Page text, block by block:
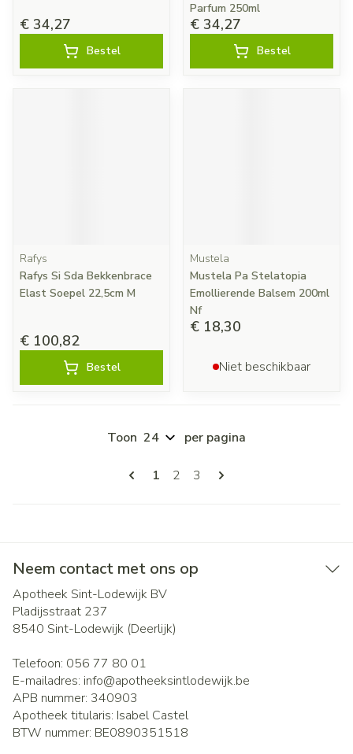
€ 34,27
Bestel
Parfum 250ml
€ 34,27
Bestel
Rafys
Rafys Si Sda Bekkenbrace
Elast Soepel 22,5cm M
€ 100,82
Bestel
Mustela
Mustela Pa Stelatopia
Emollierende Balsem 200ml
Nf
€ 18,30
Niet beschikbaar
Pagina's
U lees momenteel pagina
1 Pagina
2 Pagina
3
Toon per pagina
Neem contact met ons op
Apotheek Sint-Lodewijk BV
Pladijsstraat 237
8540 Sint-Lodewijk (Deerlijk)
Telefoon: 056 77 80 01
E-mailadres: info@apotheeksintlodewijk.be
APB nummer: 340903
Apotheek titularis: Isabel Castel
BTW nummer: BE0890351518